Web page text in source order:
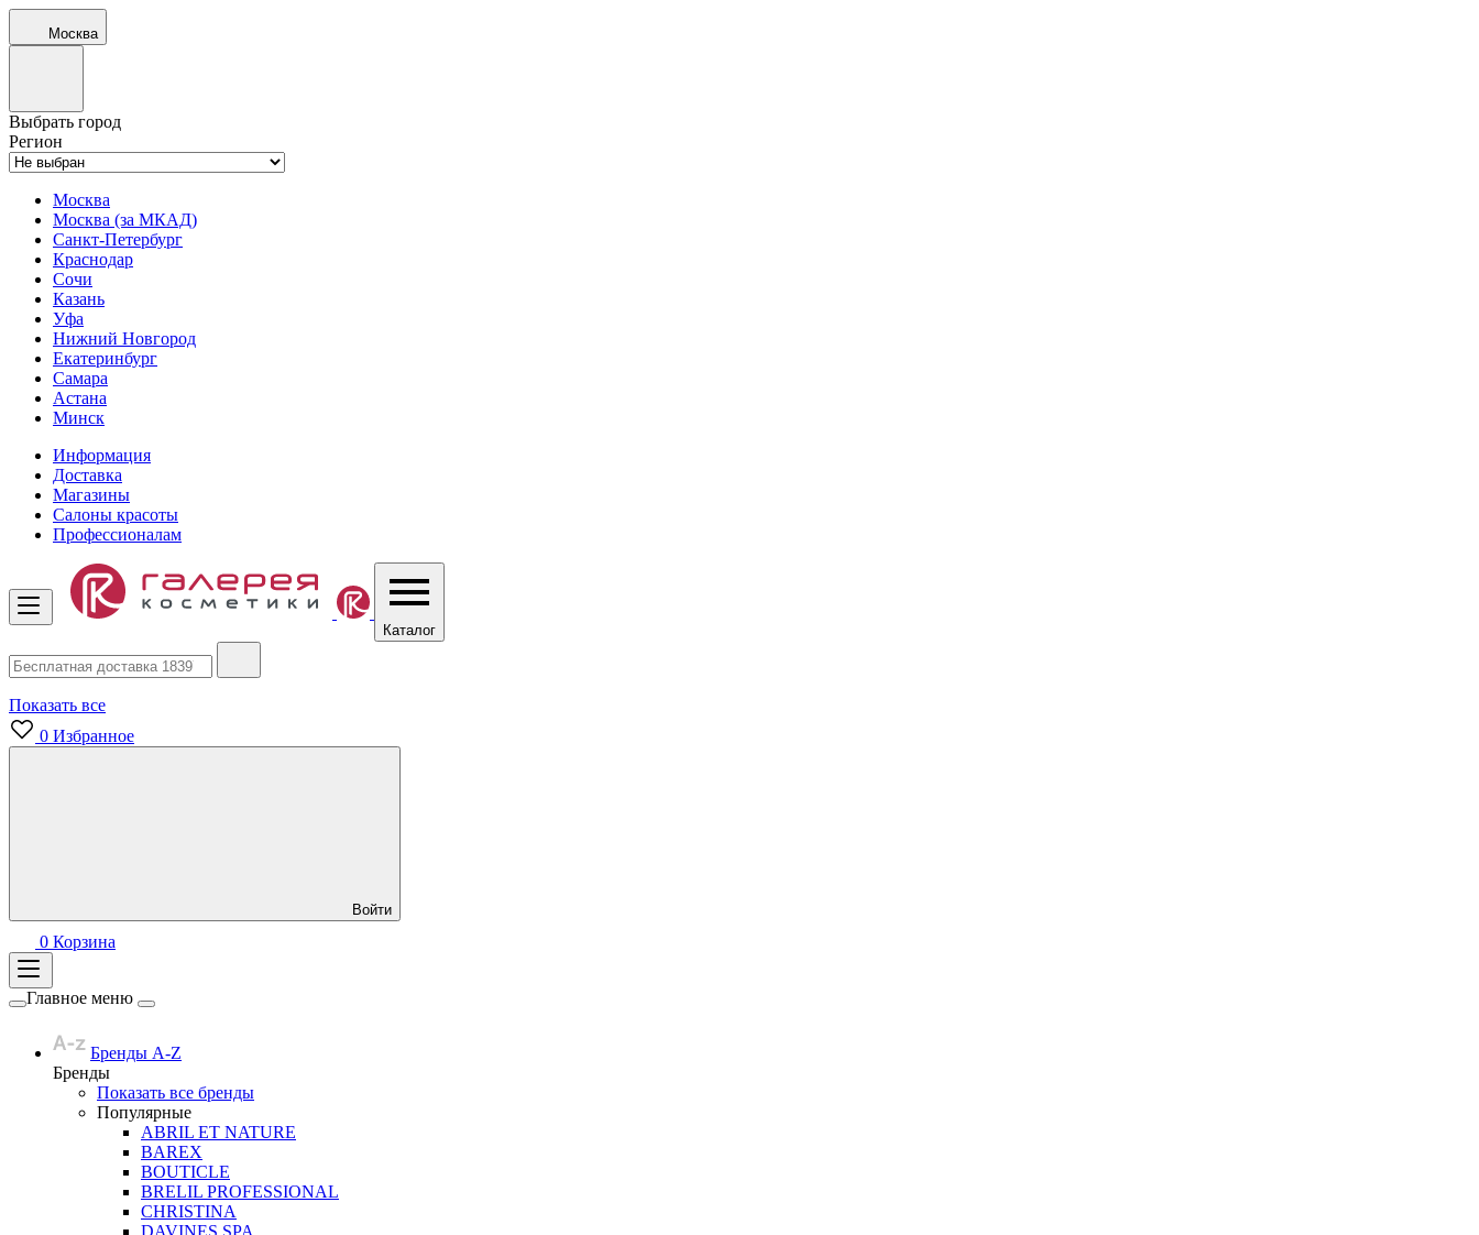
Москва
Выбрать город
Регион
Москва
Москва (за МКАД)
Санкт-Петербург
Краснодар
Сочи
Казань
Уфа
Нижний Новгород
Екатеринбург
Самара
Астана
Минск
Информация
Доставка
Магазины
Салоны красоты
Профессионалам
Каталог
Показать все
0 Избранное
Войти
0 Корзина
Главное меню
Бренды A-Z
Бренды
Показать все бренды
Популярные
ABRIL ET NATURE
BAREX
BOUTICLE
BRELIL PROFESSIONAL
CHRISTINA
DAVINES SPA